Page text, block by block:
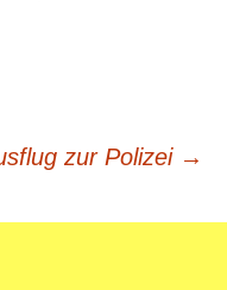
zur Polizei →